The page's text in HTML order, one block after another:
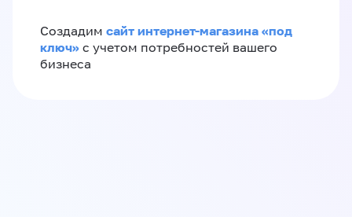
Создадим сайт интернет-магазина «под
ключ» с учетом потребностей вашего
бизнеса